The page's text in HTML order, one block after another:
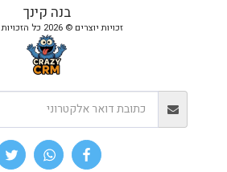
בנה קינך
זכויות יוצרים © 2026 כל הזכויות שמורות